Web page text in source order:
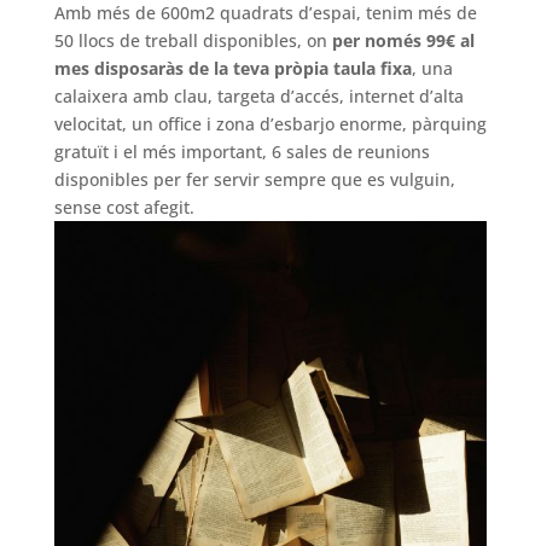
Amb més de 600m2 quadrats d’espai, tenim més de
50 llocs de treball disponibles, on per només 99€ al
mes disposaràs de la teva pròpia taula fixa, una
calaixera amb clau, targeta d’accés, internet d’alta
velocitat, un office i zona d’esbarjo enorme, pàrquing
gratuït i el més important, 6 sales de reunions
disponibles per fer servir sempre que es vulguin,
sense cost afegit.